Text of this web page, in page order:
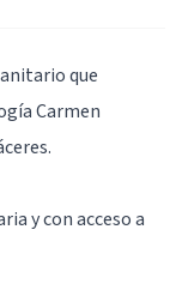
que
Carmen
y con acceso a